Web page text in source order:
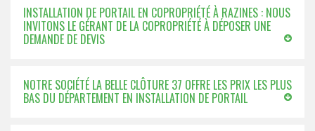
INSTALLATION DE PORTAIL EN COPROPRIÉTÉ À RAZINES : NOUS
INVITONS LE GÉRANT DE LA COPROPRIÉTÉ À DÉPOSER UNE
DEMANDE DE DEVIS
NOTRE SOCIÉTÉ LA BELLE CLÔTURE 37 OFFRE LES PRIX LES PLUS
BAS DU DÉPARTEMENT EN INSTALLATION DE PORTAIL